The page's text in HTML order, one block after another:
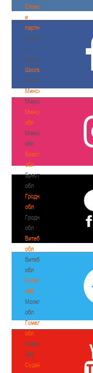
Спонсоры
и
партнеры
Спонсоры
и
партнеры
Школы
Школы
Минск
Минск
Минская
обл
Минская
обл
Брестская
обл
Брестская
обл
Гродненская
обл
Гродненская
обл
Витебская
обл
Витебская
обл
Могилевская
обл
Могилевская
обл
Гомельская
обл
Гомельская
обл
Судейство